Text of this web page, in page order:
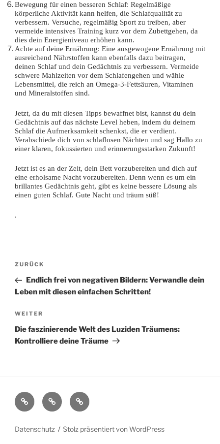
Bewegung für einen besseren Schlaf: Regelmäßige
körperliche Aktivität kann helfen, die Schlafqualität zu
verbessern. Versuche, regelmäßig Sport zu treiben, aber
vermeide intensives Training kurz vor dem Zubettgehen, da
dies dein Energieniveau erhöhen kann.
Achte auf deine Ernährung: Eine ausgewogene Ernährung mit
ausreichend Nährstoffen kann ebenfalls dazu beitragen,
deinen Schlaf und dein Gedächtnis zu verbessern. Vermeide
schwere Mahlzeiten vor dem Schlafengehen und wähle
Lebensmittel, die reich an Omega-3-Fettsäuren, Vitaminen
und Mineralstoffen sind.
Jetzt, da du mit diesen Tipps bewaffnet bist, kannst du dein
Gedächtnis auf das nächste Level heben, indem du deinem
Schlaf die Aufmerksamkeit schenkst, die er verdient.
Verabschiede dich von schlaflosen Nächten und sag Hallo zu
einer klaren, fokussierten und erinnerungsstarken Zukunft!
Jetzt ist es an der Zeit, dein Bett vorzubereiten und dich auf
eine erholsame Nacht vorzubereiten. Denn wenn es um ein
brillantes Gedächtnis geht, gibt es keine bessere Lösung als
einen guten Schlaf. Gute Nacht und träum süß!
.
ZURÜCK
Endlich frei von negativen Bildern: Verwandle dein
Leben mit diesen einfachen Schritten!
WEITER
Die faszinierende Welt des Luziden Träumens:
Kontrolliere deine Träume
Datenschutz Stolz präsentiert von WordPress